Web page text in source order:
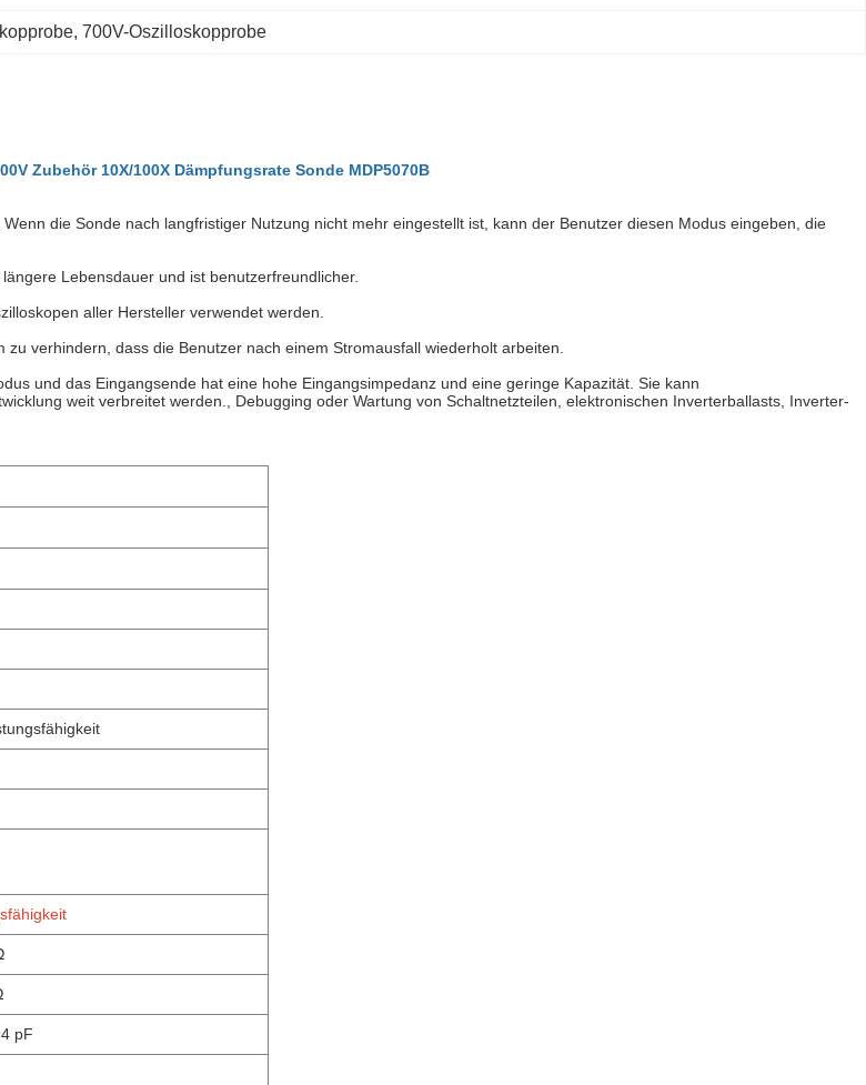
, 700V-Oszilloskopprobe
Zubehör 10X/100X Dämpfungsrate Sonde MDP5070B
die Sonde nach langfristiger Nutzung nicht mehr eingestellt ist, kann der Benutzer diesen Modus eingeben, die
Lebensdauer und ist benutzerfreundlicher.
aller Hersteller verwendet werden.
verhindern, dass die Benutzer nach einem Stromausfall wiederholt arbeiten.
und das Eingangsende hat eine hohe Eingangsimpedanz und eine geringe Kapazität. Sie kann
weit verbreitet werden., Debugging oder Wartung von Schaltnetzteilen, elektronischen Inverterballasts, Inverter-
pF